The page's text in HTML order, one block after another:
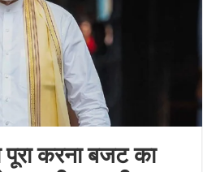
करना बजट का